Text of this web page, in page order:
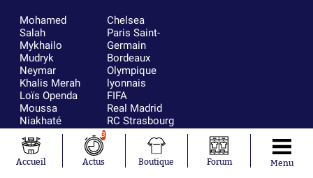
Mohamed
Salah
Mykhailo
Mudryk
Neymar
Khalis Merah
Loïs Openda
Moussa
Niakhaté
Tagliafico
Pavel Šulc
Josh Maja
Chelsea
Paris Saint-
Germain
Bordeaux
Olympique
lyonnais
FIFA
Real Madrid
RC Strasbourg
AC Milan
RC Lens
Accueil
3
Actus Boutique Forum Menu